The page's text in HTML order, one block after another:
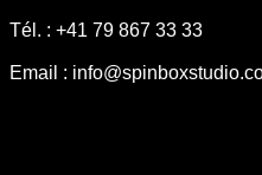
Tél. : +41 79 867 33 33
Email :